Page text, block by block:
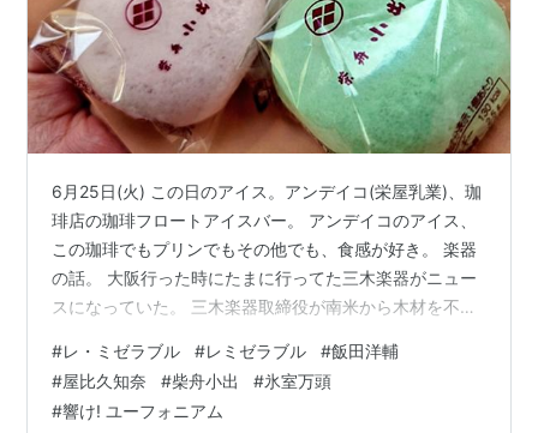
6月25日(火) この日のアイス。アンデイコ(栄屋乳業)、珈
琲店の珈琲フロートアイスバー。 アンデイコのアイス、
この珈琲でもプリンでもその他でも、食感が好き。 楽器
の話。 大阪行った時にたまに行ってた三木楽器がニュー
スになっていた。 三木楽器取締役が南米から木材を不正
れている「ツルサイカチ属」の木材を空輸した際、規制
対象外の木材と偽った申告をして不正に輸入しようとし
た疑い。 このツルサイカチ属の木材はギターなどの材料
#レ・ミゼラブル #レミゼラブル #飯田洋輔
#屋比久知奈 #柴舟小出 #氷室万頭
#響け! ユーフォニアム